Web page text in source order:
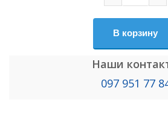
В корзину
Наши
097 951 77